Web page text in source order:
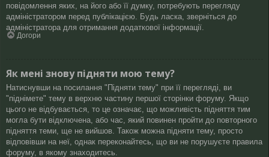
повідомлення яких, на його або її думку, потребують перегляду
адміністратором перед публікацією. Будь ласка, зверніться до
адміністратора для отримання додаткової інформації.
Догори
Як мені знову підняти мою тему?
Натиснувши на посилання "Підняти тему" при її перегляді, ви
"піднімете" тему в верхню частину першої сторінки форуму. Якщо
цього не відбувається, то це означає, що можливість підняття тим
могла бути відключена, або час, який повинен пройти до повторного
підняття теми, ще не вийшов. Також можна підняти тему, просто
відповівши на неї, однак переконайтесь, що ви не порушуєте правила
форуму, в якому знаходитесь.